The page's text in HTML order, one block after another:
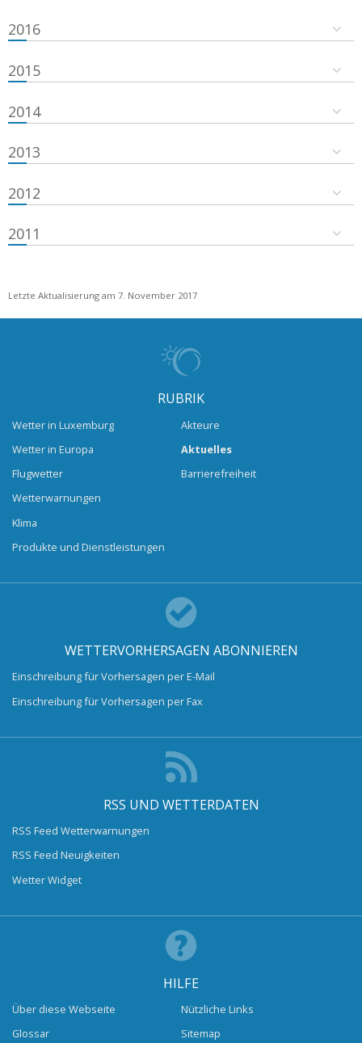
2016
2015
2014
2013
2012
2011
Letzte Aktualisierung am 7. November 2017
RUBRIK
Wetter in Luxemburg
Wetter in Europa
Flugwetter
Wetterwarnungen
Klima
Produkte und Dienstleistungen
Akteure
Aktuelles
Barrierefreiheit
WETTERVORHERSAGEN ABONNIEREN
Einschreibung für Vorhersagen per E-Mail
Einschreibung für Vorhersagen per Fax
RSS UND WETTERDATEN
RSS Feed Wetterwarnungen
RSS Feed Neuigkeiten
Wetter Widget
HILFE
Über diese Webseite
Glossar
Nützliche Links
Sitemap